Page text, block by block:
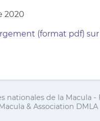
2020
(format pdf) sur
nationales de la Macula -
& Association DMLA